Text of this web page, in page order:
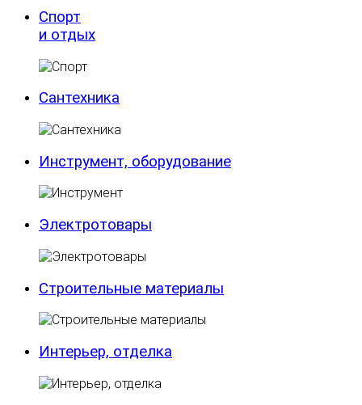
Спорт
и отдых
Сантехника
Инструмент, оборудование
Электротовары
Строительные материалы
Интерьер, отделка